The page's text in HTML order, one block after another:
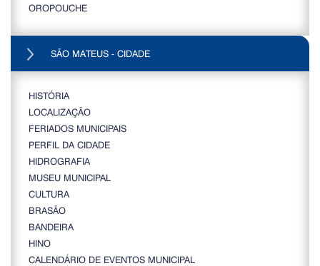
OROPOUCHE
SÃO MATEUS - CIDADE
HISTÓRIA
LOCALIZAÇÃO
FERIADOS MUNICIPAIS
PERFIL DA CIDADE
HIDROGRAFIA
MUSEU MUNICIPAL
CULTURA
BRASÃO
BANDEIRA
HINO
CALENDÁRIO DE EVENTOS MUNICIPAL